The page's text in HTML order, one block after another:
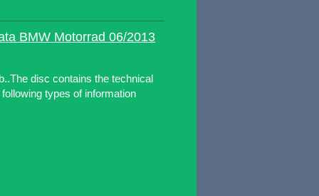
BMW Motorrad 06/2013
disc contains the technical
types of information